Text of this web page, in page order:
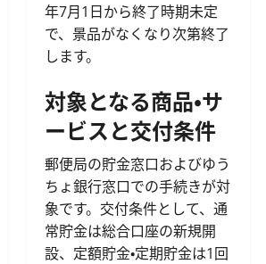
年7月1日から終了時期未定
で、景品がなくなり次第終了
します。
対象となる商品・サ
ービスと交付条件
郵便局の貯金窓口およびゆう
ちょ銀行窓口での手続きが対
象です。交付条件として、通
常貯金は総合口座の新規開
設、定額貯金・定期貯金は1回